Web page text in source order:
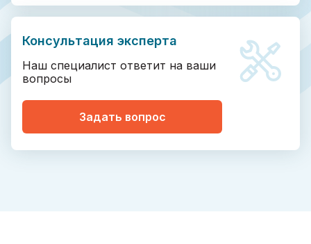
Консультация эксперта
Наш специалист ответит на ваши
вопросы
Задать вопрос